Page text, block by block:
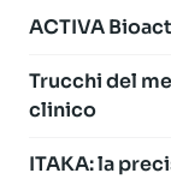
ACTIVA
Trucchi del
clinico
ITAKA: la